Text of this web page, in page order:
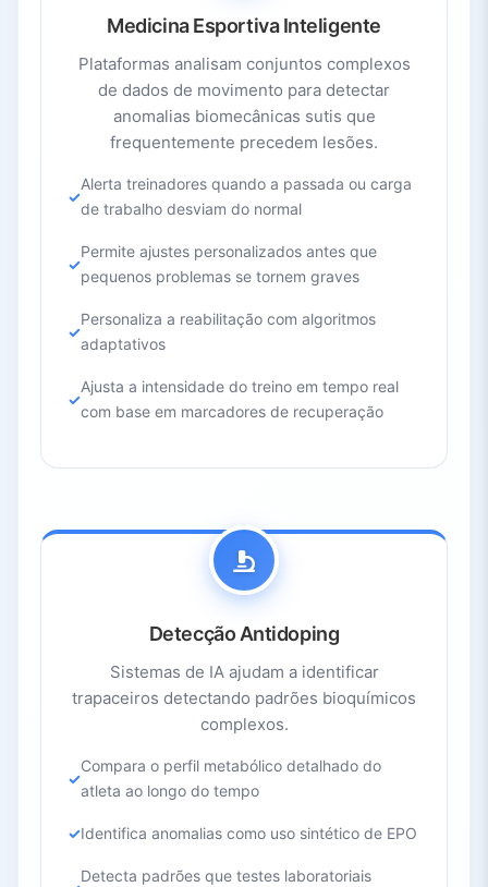
Medicina Esportiva Inteligente
Plataformas analisam conjuntos complexos
de dados de movimento para detectar
anomalias biomecânicas sutis que
frequentemente precedem lesões.
Alerta treinadores quando a passada ou carga
de trabalho desviam do normal
Permite ajustes personalizados antes que
pequenos problemas se tornem graves
Personaliza a reabilitação com algoritmos
adaptativos
Ajusta a intensidade do treino em tempo real
com base em marcadores de recuperação
Detecção Antidoping
Sistemas de IA ajudam a identificar
trapaceiros detectando padrões bioquímicos
complexos.
Compara o perfil metabólico detalhado do
atleta ao longo do tempo
Identifica anomalias como uso sintético de EPO
Detecta padrões que testes laboratoriais